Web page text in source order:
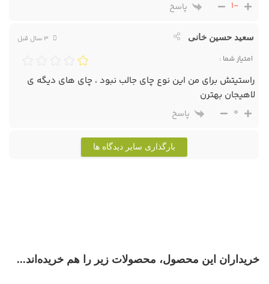
-1 پاسخ
سعید حسین خانی
امتیاز شما :
راستیتش برای من این نوع چای جالب نبود ، چای های دیگه ی
لاهیجان بهترن
0 پاسخ
بارگذاری سایر دیدگاه ها
خریداران این محصول، محصولات زیر را هم خریده‌اند...